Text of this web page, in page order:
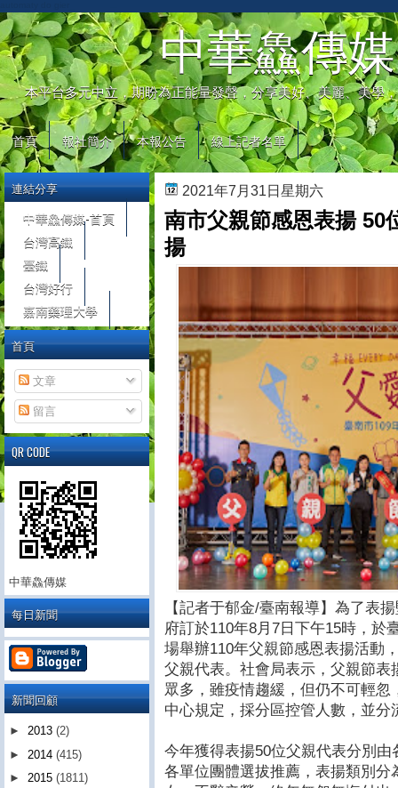
中華鱻傳媒
本平台多元中立，期盼為正能量發聲，分享美好、美麗、美學
首頁 報社簡介 本報公告 線上記者名單
2021年7月31日星期六
南市父親節感恩表揚 50
揚
【記者于郁金/臺南報導】為了表
府訂於110年8月7日下午15時，於
場舉辦110年父親節感恩表揚活動
父親代表。社會局表示，父親節
眾多，雖疫情趨緩，但仍不可輕
中心規定，採分區控管人數，並
今年獲得表揚50位父親代表分別
各單位團體選拔推薦，表揚類別
連結分享
中華鱻傳媒-首頁
台灣高鐵
臺鐵
台灣好行
嘉南藥理大學
首頁
文章
留言
QR CODE
中華鱻傳媒
每日新聞
新聞回顧
► 2013 (2)
► 2014 (415)
► 2015 (1811)